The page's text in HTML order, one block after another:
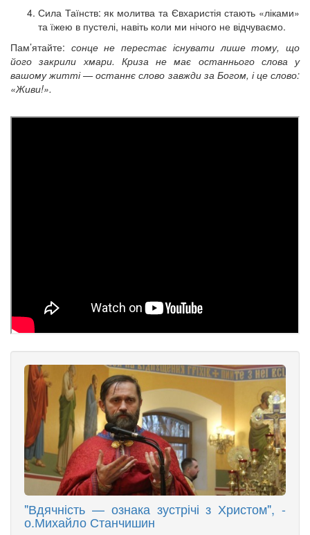
Сила Таїнств: як молитва та Євхаристія стають «ліками»
та їжею в пустелі, навіть коли ми нічого не відчуваємо.
Пам’ятайте: сонце не перестає існувати лише тому, що
його закрили хмари. Криза не має останнього слова у
вашому житті — останнє слово завжди за Богом, і це слово:
«Живи!».
"Вдячність — ознака зустрічі з Христом", -
о.Михайло Станчишин